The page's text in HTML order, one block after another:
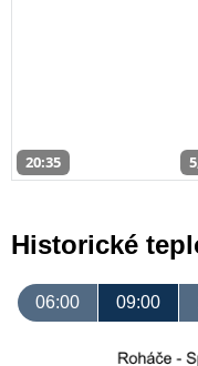
20:35
Historické
06:00 09:00